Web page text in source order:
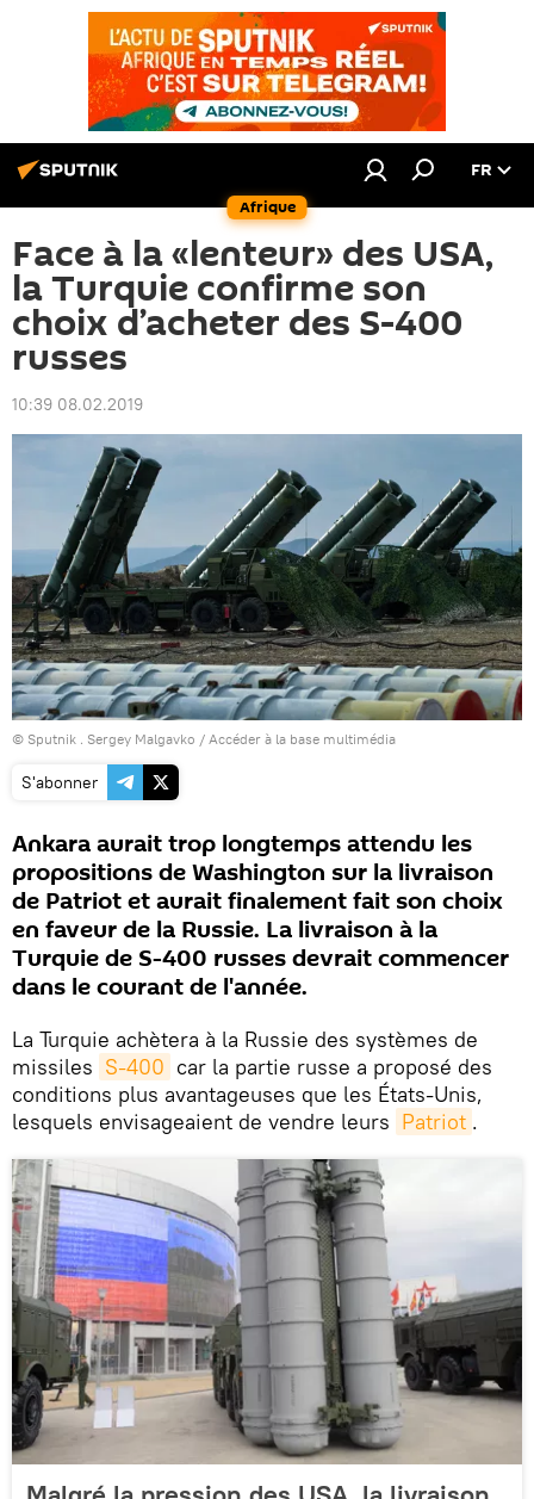
Afrique
FR
Face à la «lenteur» des USA,
la Turquie confirme son
choix d’acheter des S-400
russes
10:39 08.02.2019
© Sputnik . Sergey Malgavko / Accéder à la base multimédia
S'abonner
Ankara aurait trop longtemps attendu les
propositions de Washington sur la livraison
de Patriot et aurait finalement fait son choix
en faveur de la Russie. La livraison à la
Turquie de S-400 russes devrait commencer
dans le courant de l'année.
La Turquie achètera à la Russie des systèmes de
missiles S-400 car la partie russe a proposé des
conditions plus avantageuses que les États-Unis,
lesquels envisageaient de vendre leurs Patriot .